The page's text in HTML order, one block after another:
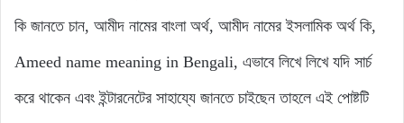
কি জানতে চান, আমীদ নামের বাংলা অর্থ, আমীদ নামের ইসলামিক অর্থ কি,
Ameed name meaning in Bengali, এভাবে লিখে লিখে যদি সার্চ
করে থাকেন এবং ইন্টারনেটের সাহায্যে জানতে চাইছেন তাহলে এই পোষ্টটি